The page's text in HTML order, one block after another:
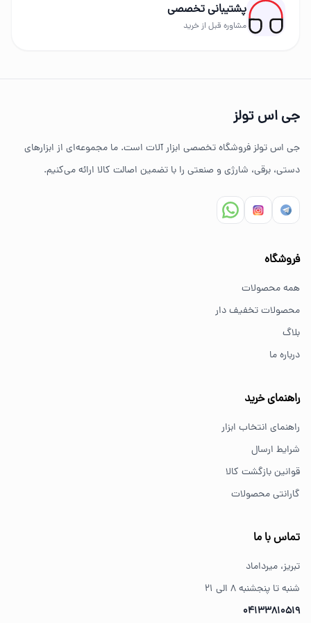
برندهای حرفه‌ای عرضه می‌شود.
ضمانت اصالت کالا
ارسال سریع به سراسر ایران
مشاوره تخصصی خرید ابزار
برای کارهای خانگی معمولاً ابزارهای سبک مانند دریل شارژی،
از کجا ابزار اصل بخریم؟
پشتیبانی تخصصی
مشاوره قبل از خرید
جی اس تولز
جی اس تولز فروشگاه تخصصی ابزار آلات است. ما مجموعه‌ای از ابزارهای
دستی، برقی، شارژی و صنعتی را با تضمین اصالت کالا ارائه می‌کنیم.
فروشگاه
همه محصولات
محصولات تخفیف دار
بلاگ
درباره ما
راهنمای خرید
راهنمای انتخاب ابزار
شرایط ارسال
قوانین بازگشت کالا
گارانتی محصولات
تماس با ما
تبریز، میرداماد
شنبه تا پنجشنبه ۸ الی ۲۱
04133810519